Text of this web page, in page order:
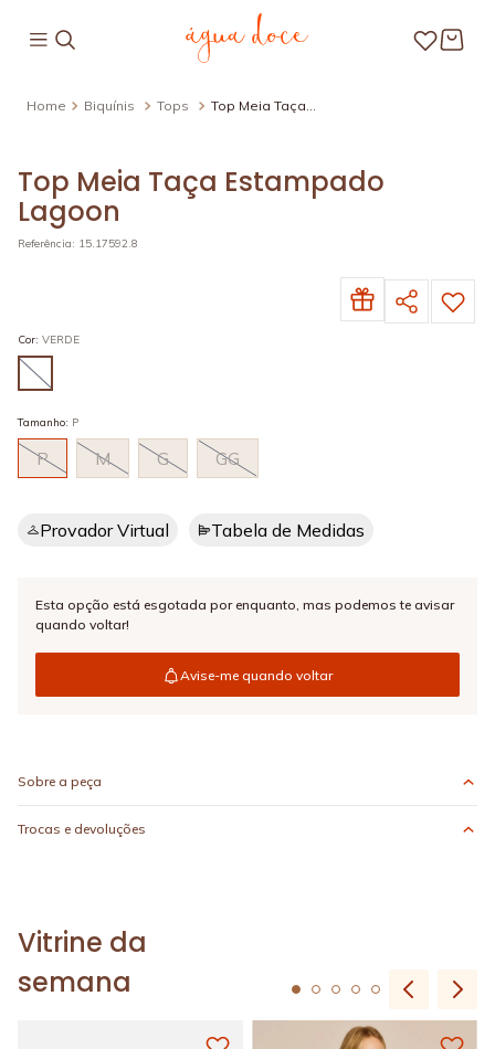
Biquínis Tops
Top Meia Taça
Top Meia Taça Estampado
Lagoon
Referência: 15.17592.8
Cor: VERDE
Tamanho: P
P M G GG
Provador Virtual Tabela de Medidas
Esta opção está esgotada por enquanto, mas podemos te avisar
quando voltar!
Avise-me quando voltar
Sobre a peça
Trocas e devoluções
Vitrine da
semana